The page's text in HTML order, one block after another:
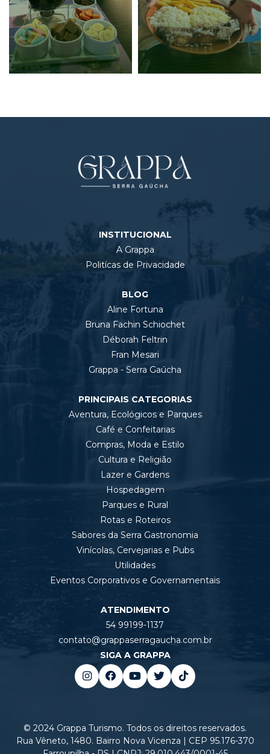
INSTITUCIONAL
A Grappa
Politícas de Privacidade
BLOG
Aline Fortuna
Bruna Fachin Schiochet
Déborah Feltrin
Fran Mesari
Grappa - Serra Gaúcha
PRINCIPAIS CATEGORIAS
Aventura, Ecológicos e Parques
Café e Confeitarias
Compras, Moda e Estilo
Cultura e Religião
Lazer e Gardens
Hospedagem
Parques e Rural
Rotas e Roteiros
Sabores da Serra Gastronomia
Vinícolas, Cervejarias e Pubs
Utilidades
Eventos Corporativos e Governamentais
ATENDIMENTO
54 99199-1137
contato@grappaserragaucha.com.br
SIGA A GRAPPA
© 2024 Grappa Turismo. Todos os direitos reservados.
Rua Vêneto, 1480. Bairro Nova Vicenza | CEP 95.176-370